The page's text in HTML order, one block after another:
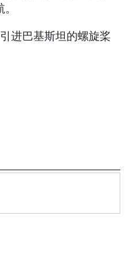
进巴基斯坦的螺旋桨